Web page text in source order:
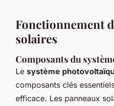
Fonctionnement
solaires
Composants du
Le système
composants clés
efficace. Les panneaux